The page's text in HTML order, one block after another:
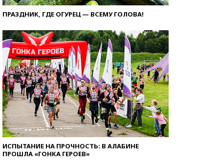
ПРАЗДНИК, ГДЕ ОГУРЕЦ — ВСЕМУ ГОЛОВА!
ИСПЫТАНИЕ НА ПРОЧНОСТЬ: В АЛАБИНЕ
ПРОШЛА «ГОНКА ГЕРОЕВ»